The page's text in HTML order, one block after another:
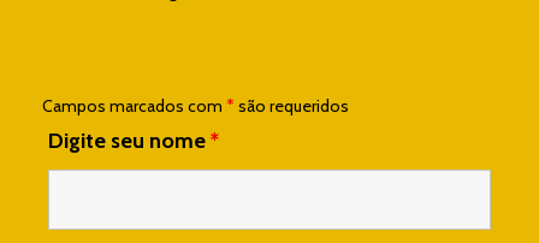
Campos marcados com * são requeridos
Digite seu nome*